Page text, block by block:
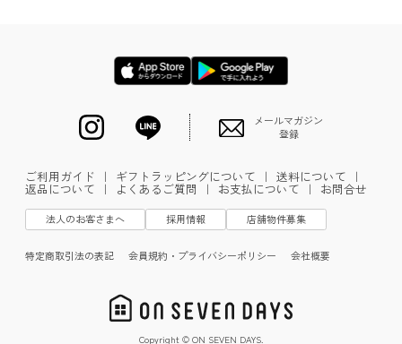
メールマガジン
登録
ご利用ガイド ｜ ギフトラッピングについて ｜ 送料について ｜
返品について ｜ よくあるご質問 ｜ お支払について ｜ お問合せ
法人のお客さまへ 採用情報 店舗物件募集
特定商取引法の表記 会員規約・プライバシーポリシー 会社概要
Copyright © ON SEVEN DAYS.